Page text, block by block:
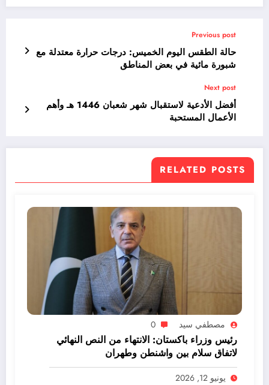
Previous post
حالة الطقس اليوم الخميس: درجات حرارة معتدلة مع
شبورة مائية في بعض المناطق
Next post
أفضل الأدعية لاستقبال شهر شعبان 1446 هـ وأهم
الأعمال المستحبة
RELATED POSTS
مصطفي سيد 0
رئيس وزراء باكستان: الانتهاء من النص النهائي
لاتفاق سلام بين واشنطن وطهران
يونيو 12, 2026